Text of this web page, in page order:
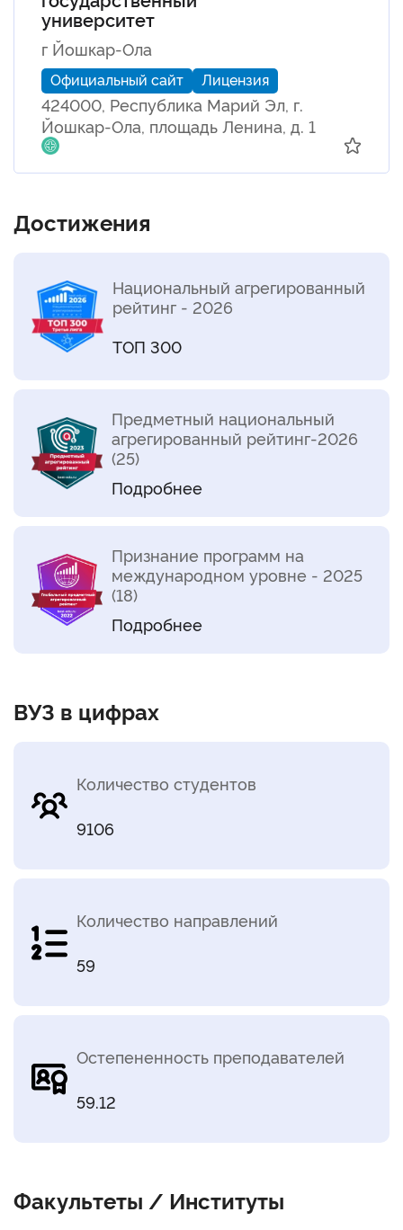
университет
г Йошкар-Ола
Официальный сайт Лицензия
424000, Республика Марий Эл, г.
Йошкар-Ола, площадь Ленина, д. 1
Достижения
Национальный агрегированный
рейтинг - 2026
ТОП 300
Предметный национальный
агрегированный рейтинг-2026
(25)
Подробнее
Признание программ на
международном уровне - 2025
(18)
Подробнее
ВУЗ в цифрах
Количество студентов
9106
Количество направлений
59
Остепененность преподавателей
59.12
Факультеты / Институты